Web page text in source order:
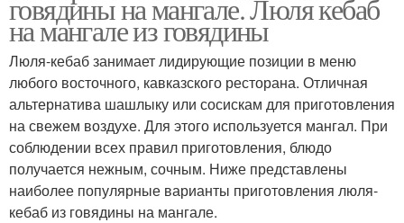
Люля-кебаб из
баранины
Люля-кебаб с сыром
Люля-кебаб с зеленью Люля-кебаб с манкой
говядины на мангале. Люля кебаб
на мангале из говядины
Люля-кебаб занимает лидирующие позиции в меню
любого восточного, кавказского ресторана. Отличная
альтернатива шашлыку или сосискам для приготовления
на свежем воздухе. Для этого используется мангал. При
соблюдении всех правил приготовления, блюдо
получается нежным, сочным. Ниже представлены
наиболее популярные варианты приготовления люля-
кебаб из говядины на мангале.